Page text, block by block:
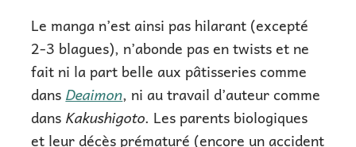
Le manga n’est ainsi pas hilarant (excepté
2-3 blagues), n’abonde pas en twists et ne
fait ni la part belle aux pâtisseries comme
dans Deaimon, ni au travail d’auteur comme
dans Kakushigoto. Les parents biologiques
et leur décès prématuré (encore un accident